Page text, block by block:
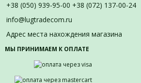
+38 (050) 939-95-00 +38 (072) 137-00-24
info@lugtradecom.ru
Адрес места нахождения магазина
МЫ ПРИНИМАЕМ К ОПЛАТЕ